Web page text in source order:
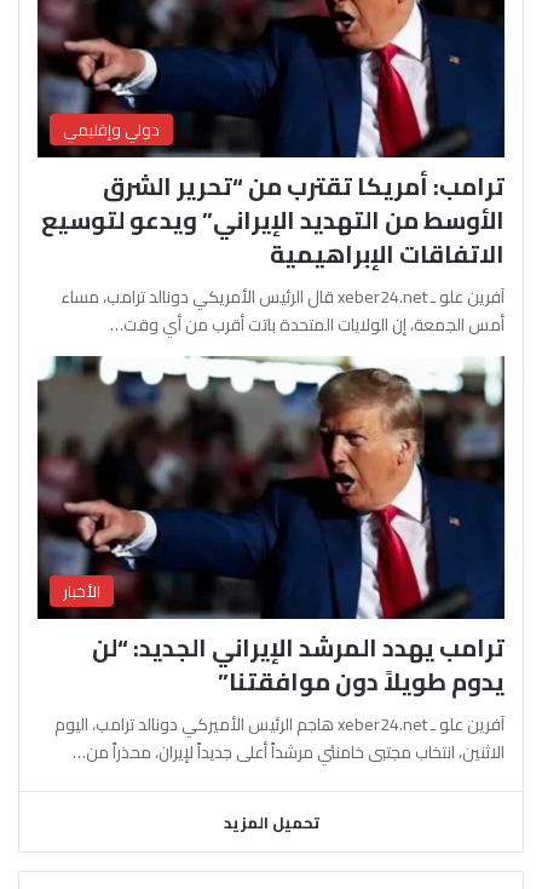
دولي وإقليمي
ترامب: أمريكا تقترب من “تحرير الشرق
الأوسط من التهديد الإيراني” ويدعو لتوسيع
الاتفاقات الإبراهيمية
آفرين علو ـ xeber24.net قال الرئيس الأمريكي دونالد ترامب، مساء
أمس الجمعة، إن الولايات المتحدة باتت أقرب من أي وقت…
الأخبار
ترامب يهدد المرشد الإيراني الجديد: “لن
يدوم طويلاً دون موافقتنا”
آفرين علو ـ xeber24.net هاجم الرئيس الأميركي دونالد ترامب، اليوم
الاثنين، انتخاب مجتبى خامنئي مرشداً أعلى جديداً لإيران، محذراً من…
تحميل المزيد